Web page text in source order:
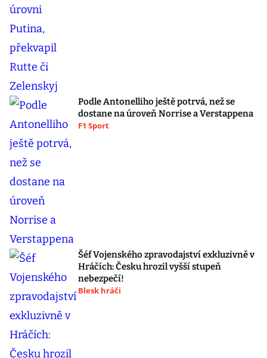
Podle Antonelliho ještě potrvá, než se
dostane na úroveň Norrise a Verstappena
F1 Sport
Šéf Vojenského zpravodajství exkluzivně v
Hráčích: Česku hrozil vyšší stupeň
nebezpečí!
Blesk hráči